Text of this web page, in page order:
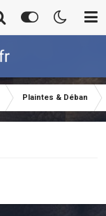
Plaintes & Déban